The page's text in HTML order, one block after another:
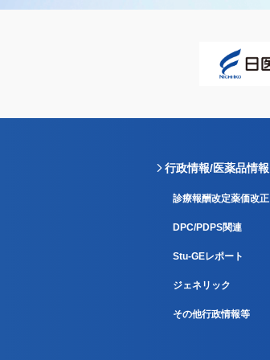
行政情報/医薬品情報
診療報酬改定薬価改正
DPC/PDPS関連
Stu-GEレポート
ジェネリック
その他行政情報等